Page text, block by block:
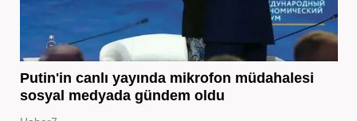
Putin'in canlı yayında mikrofon müdahalesi
sosyal medyada gündem oldu